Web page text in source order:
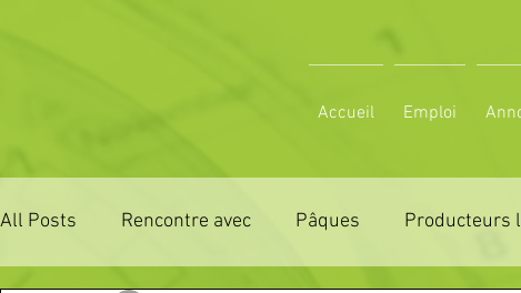
Accueil Emploi
All Posts Rencontre avec Pâques Producteurs